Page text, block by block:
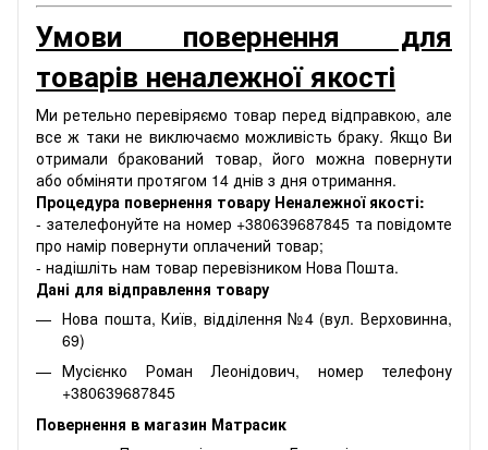
Умови повернення для
товарів неналежної якості
Ми ретельно перевіряємо товар перед відправкою, але
все ж таки не виключаємо можливість браку. Якщо Ви
отримали бракований товар, його можна повернути
або обміняти протягом 14 днів з дня отримання.
Процедура повернення товару Неналежної якості:
- зателефонуйте на номер +380639687845 та повідомте
про намір повернути оплачений товар;
- надішліть нам товар перевізником Нова Пошта.
Дані для відправлення товару
Нова пошта, Київ, відділення №4 (вул. Верховинна,
69)
Мусієнко Роман Леонідович, номер телефону
+380639687845
Повернення в магазин Матрасик